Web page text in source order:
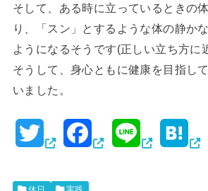
そして、ある時に立っているときの
り、「スン」とするような体の静か
ようになるそうです(正しい立ち方に
そうして、身心ともに健康を目指し
いました。